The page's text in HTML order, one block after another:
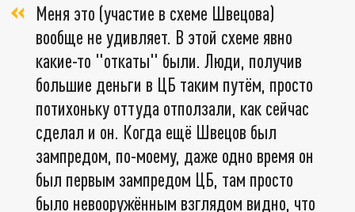
Меня это (участие в схеме Швецова)
вообще не удивляет. В этой схеме явно
какие-то "откаты" были. Люди, получив
большие деньги в ЦБ таким путём, просто
потихоньку оттуда отползали, как сейчас
сделал и он. Когда ещё Швецов был
зампредом, по-моему, даже одно время он
был первым зампредом ЦБ, там просто
было невооружённым взглядом видно, что